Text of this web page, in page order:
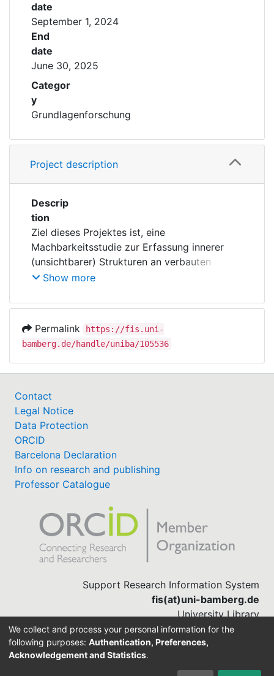
date
September 1, 2024
End
date
June 30, 2025
Categor
y
Grundlagenforschung
Project description
Descrip
tion
Ziel dieses Projektes ist, eine
Machbarkeitsstudie zur Erfassung innerer
(unsichtbarer) Strukturen an verbauten
historischen Holzbalken mithilfe eines EM-
Anwendbarkeit der o.g. Methode in
RTI-basierten Verfahren evaluieren zu
können.
(* EMS - elektro-magnetische Sensorik, RTI -
Show more
Permalink
https://fis.uni-
bamberg.de/handle/uniba/105536
Contact
Legal Notice
Data Protection
ORCID
Barcelona Declaration
Info on research and publishing
Professor Catalogue
Support Research Information System
fis(at)uni-bamberg.de
University Library
(0951) 863-1568
We collect and process your personal information for the
following purposes: Authentication, Preferences,
Acknowledgement and Statistics.